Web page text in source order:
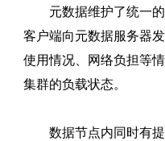
元数据维护了统一的
客户端向元数据服务器
使用情况、网络负担等
集群的负载状态。
数据节点内同时有提